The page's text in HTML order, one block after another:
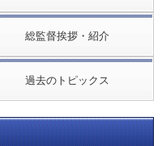
総監督挨拶・紹介
過去のトピックス